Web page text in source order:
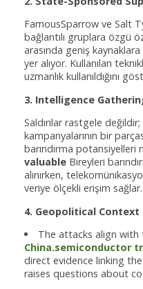
FamousSparrow ve Salt
bağlantılı gruplara özgü
arasında geniş
yer alıyor. Kullanılan
uzmanlık kullanıldığını
3. Intelligence
Saldırılar rastgele
kampanyalarının bir
barındırma potansiyelleri
valuable Bireyleri
alınırken,
veriye ölçekli erişim sağlar.
4. Geopolitical Context
The attacks align with
China.semiconductor
direct evidence linking
raises questions about